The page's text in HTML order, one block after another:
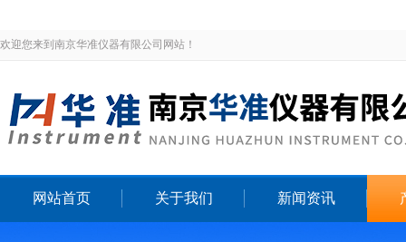
欢迎您来到南京华准仪器有限公司网站！
网站首页 关于我们 新闻资讯